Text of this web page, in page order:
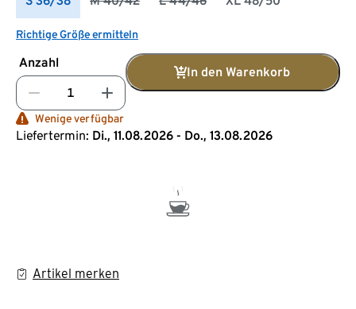
Richtige Größe ermitteln
Anzahl
In den Warenkorb
Wenige verfügbar
Liefertermin: Di., 11.08.2026 - Do., 13.08.2026
Artikel merken